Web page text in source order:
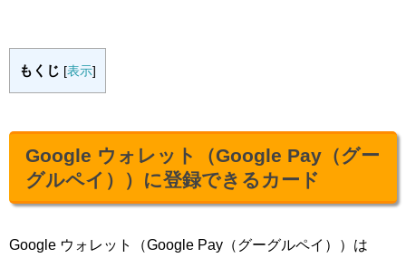
もくじ [表示]
Google ウォレット（Google Pay（グー
グルペイ））に登録できるカード
Google ウォレット（Google Pay（グーグルペイ））は